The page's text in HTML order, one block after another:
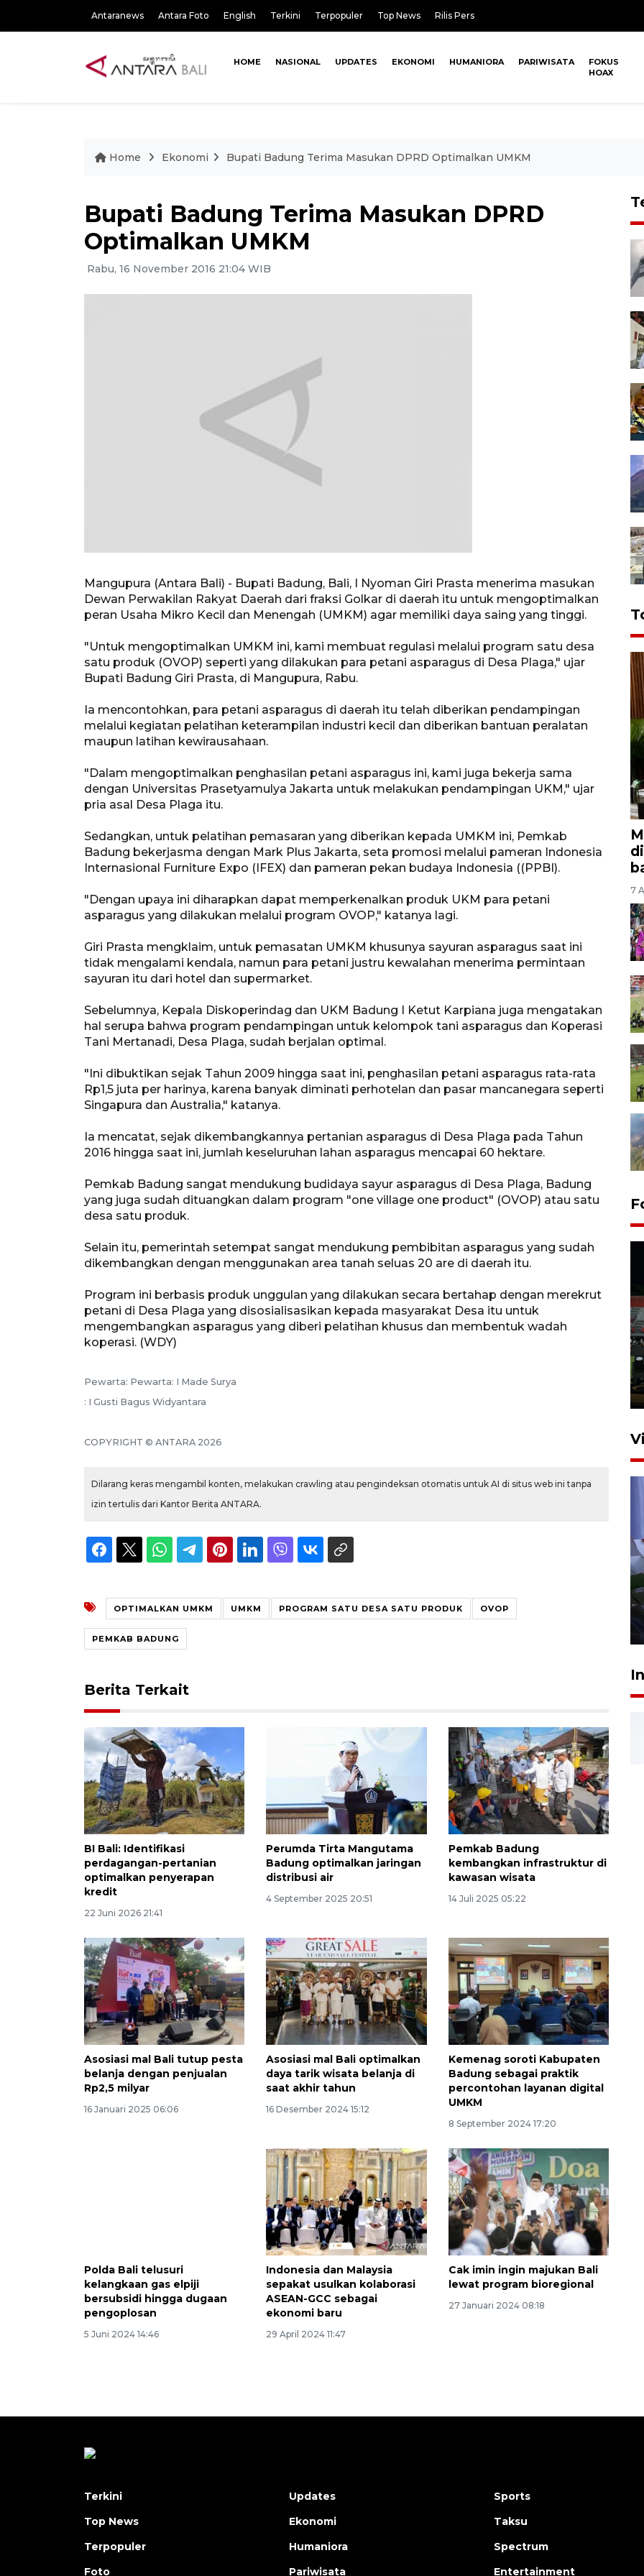
Antaranews Antara Foto English Terkini Terpopuler Top News Rilis Pers
HOME NASIONAL UPDATES EKONOMI HUMANIORA PARIWISATA
FOKUS
HOAX
Home Ekonomi Bupati Badung Terima Masukan DPRD Optimalkan UMKM
Bupati Badung Terima Masukan DPRD
Optimalkan UMKM
Rabu, 16 November 2016 21:04 WIB
Mangupura (Antara Bali) - Bupati Badung, Bali, I Nyoman Giri Prasta menerima masukan
Dewan Perwakilan Rakyat Daerah dari fraksi Golkar di daerah itu untuk mengoptimalkan
peran Usaha Mikro Kecil dan Menengah (UMKM) agar memiliki daya saing yang tinggi.
"Untuk mengoptimalkan UMKM ini, kami membuat regulasi melalui program satu desa
satu produk (OVOP) seperti yang dilakukan para petani asparagus di Desa Plaga," ujar
Bupati Badung Giri Prasta, di Mangupura, Rabu.
Ia mencontohkan, para petani asparagus di daerah itu telah diberikan pendampingan
melalui kegiatan pelatihan keterampilan industri kecil dan diberikan bantuan peralatan
maupun latihan kewirausahaan.
"Dalam mengoptimalkan penghasilan petani asparagus ini, kami juga bekerja sama
dengan Universitas Prasetyamulya Jakarta untuk melakukan pendampingan UKM," ujar
pria asal Desa Plaga itu.
Sedangkan, untuk pelatihan pemasaran yang diberikan kepada UMKM ini, Pemkab
Badung bekerjasma dengan Mark Plus Jakarta, seta promosi melalui pameran Indonesia
Internasional Furniture Expo (IFEX) dan pameran pekan budaya Indonesia ((PPBI).
"Dengan upaya ini diharapkan dapat memperkenalkan produk UKM para petani
asparagus yang dilakukan melalui program OVOP," katanya lagi.
Giri Prasta mengklaim, untuk pemasatan UMKM khusunya sayuran asparagus saat ini
tidak mengalami kendala, namun para petani justru kewalahan menerima permintaan
sayuran itu dari hotel dan supermarket.
Sebelumnya, Kepala Diskoperindag dan UKM Badung I Ketut Karpiana juga mengatakan
hal serupa bahwa program pendampingan untuk kelompok tani asparagus dan Koperasi
Tani Mertanadi, Desa Plaga, sudah berjalan optimal.
"Ini dibuktikan sejak Tahun 2009 hingga saat ini, penghasilan petani asparagus rata-rata
Rp1,5 juta per harinya, karena banyak diminati perhotelan dan pasar mancanegara seperti
Singapura dan Australia," katanya.
Ia mencatat, sejak dikembangkannya pertanian asparagus di Desa Plaga pada Tahun
2016 hingga saat ini, jumlah keseluruhan lahan asparagus mencapai 60 hektare.
Pemkab Badung sangat mendukung budidaya sayur asparagus di Desa Plaga, Badung
yang juga sudah dituangkan dalam program "one village one product" (OVOP) atau satu
desa satu produk.
Selain itu, pemerintah setempat sangat mendukung pembibitan asparagus yang sudah
dikembangkan dengan menggunakan area tanah seluas 20 are di daerah itu.
Program ini berbasis produk unggulan yang dilakukan secara bertahap dengan merekrut
petani di Desa Plaga yang disosialisasikan kepada masyarakat Desa itu untuk
mengembangkan asparagus yang diberi pelatihan khusus dan membentuk wadah
koperasi. (WDY)
Pewarta: Pewarta: I Made Surya
: I Gusti Bagus Widyantara
COPYRIGHT © ANTARA 2026
Dilarang keras mengambil konten, melakukan crawling atau pengindeksan otomatis untuk AI di situs web ini tanpa
izin tertulis dari Kantor Berita ANTARA.
OPTIMALKAN UMKM UMKM PROGRAM SATU DESA SATU PRODUK OVOP
PEMKAB BADUNG
Berita Terkait
BI Bali: Identifikasi
perdagangan-pertanian
optimalkan penyerapan
kredit
22 Juni 2026 21:41
Perumda Tirta Mangutama
Badung optimalkan jaringan
distribusi air
4 September 2025 20:51
Pemkab Badung
kembangkan infrastruktur di
kawasan wisata
14 Juli 2025 05:22
Asosiasi mal Bali tutup pesta
belanja dengan penjualan
Rp2,5 milyar
16 Januari 2025 06:06
Asosiasi mal Bali optimalkan
daya tarik wisata belanja di
saat akhir tahun
16 Desember 2024 15:12
Kemenag soroti Kabupaten
Badung sebagai praktik
percontohan layanan digital
UMKM
8 September 2024 17:20
Polda Bali telusuri
kelangkaan gas elpiji
bersubsidi hingga dugaan
pengoplosan
5 Juni 2024 14:46
Indonesia dan Malaysia
sepakat usulkan kolaborasi
ASEAN-GCC sebagai
ekonomi baru
29 April 2024 11:47
Cak imin ingin majukan Bali
lewat program bioregional
27 Januari 2024 08:18
7
Tiga matra TNI unjuk
Tabanan
160 ribu sambungan baru
2026-08-07 18:00:00
Terkini
Top News
Terpopuler
Foto
Updates
Ekonomi
Humaniora
Pariwisata
Sports
Taksu
Spectrum
Entertainment